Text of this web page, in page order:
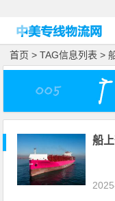
首页 > TAG信息列表 >
船